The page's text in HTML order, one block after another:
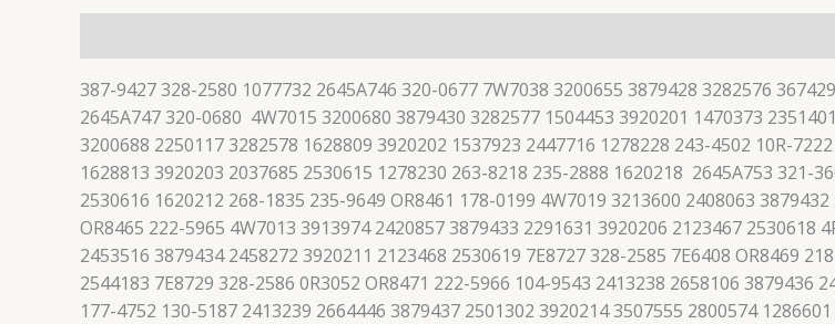
387-9427 328-2580 1077732 2645A746 320-0677 7W7038 3200655 3879428 3282576
2645A747 320-0680 4W7015 3200680 3879430 3282577 1504453 3920201 1470373
3200688 2250117 3282578 1628809 3920202 1537923 2447716 1278228 243-4502 10R-
1628813 3920203 2037685 2530615 1278230 263-8218 235-2888 1620218 2645A753 321-
2530616 1620212 268-1835 235-9649 OR8461 178-0199 4W7019 3213600 2408063
OR8465 222-5965 4W7013 3913974 2420857 3879433 2291631 3920206 2123467 2530618
2453516 3879434 2458272 3920211 2123468 2530619 7E8727 328-2585 7E6408 OR8469
2544183 7E8729 328-2586 0R3052 OR8471 222-5966 104-9543 2413238 2658106 3879436
177-4752 130-5187 2413239 2664446 3879437 2501302 3920214 3507555 2800574